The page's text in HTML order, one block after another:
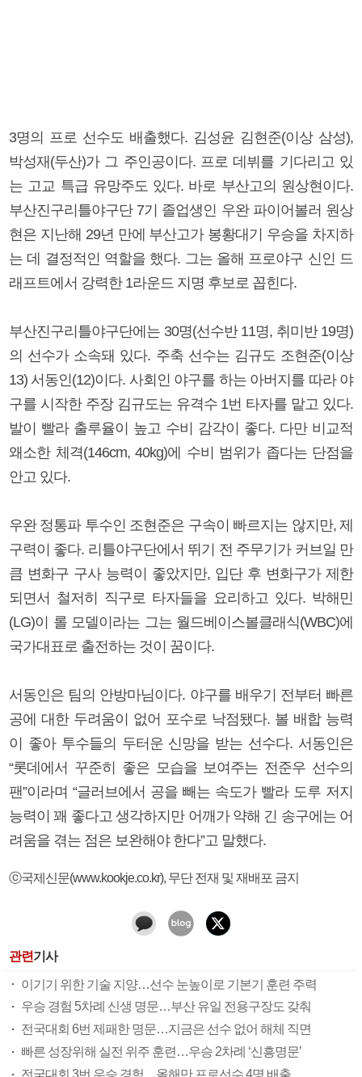
3명의 프로 선수도 배출했다. 김성윤 김현준(이상 삼성),
박성재(두산)가 그 주인공이다. 프로 데뷔를 기다리고 있
는 고교 특급 유망주도 있다. 바로 부산고의 원상현이다.
부산진구리틀야구단 7기 졸업생인 우완 파이어볼러 원상
현은 지난해 29년 만에 부산고가 봉황대기 우승을 차지하
는 데 결정적인 역할을 했다. 그는 올해 프로야구 신인 드
래프트에서 강력한 1라운드 지명 후보로 꼽힌다.
부산진구리틀야구단에는 30명(선수반 11명, 취미반 19명)
의 선수가 소속돼 있다. 주축 선수는 김규도 조현준(이상
13) 서동인(12)이다. 사회인 야구를 하는 아버지를 따라 야
구를 시작한 주장 김규도는 유격수 1번 타자를 맡고 있다.
발이 빨라 출루율이 높고 수비 감각이 좋다. 다만 비교적
왜소한 체격(146cm, 40kg)에 수비 범위가 좁다는 단점을
안고 있다.
우완 정통파 투수인 조현준은 구속이 빠르지는 않지만, 제
구력이 좋다. 리틀야구단에서 뛰기 전 주무기가 커브일 만
큼 변화구 구사 능력이 좋았지만, 입단 후 변화구가 제한
되면서 철저히 직구로 타자들을 요리하고 있다. 박해민
(LG)이 롤 모델이라는 그는 월드베이스볼클래식(WBC)에
국가대표로 출전하는 것이 꿈이다.
서동인은 팀의 안방마님이다. 야구를 배우기 전부터 빠른
공에 대한 두려움이 없어 포수로 낙점됐다. 볼 배합 능력
이 좋아 투수들의 두터운 신망을 받는 선수다. 서동인은
“롯데에서 꾸준히 좋은 모습을 보여주는 전준우 선수의
팬”이라며 “글러브에서 공을 빼는 속도가 빨라 도루 저지
능력이 꽤 좋다고 생각하지만 어깨가 약해 긴 송구에는 어
려움을 겪는 점은 보완해야 한다”고 말했다.
ⓒ국제신문(www.kookje.co.kr), 무단 전재 및 재배포 금지
관련기사
이기기 위한 기술 지양…선수 눈높이로 기본기 훈련 주력
우승 경험 5차례 신생 명문…부산 유일 전용구장도 갖춰
전국대회 6번 제패한 명문…지금은 선수 없어 해체 직면
빠른 성장위해 실전 위주 훈련…우승 2차례 ‘신흥명문’
전국대회 3번 우승 경험…올해만 프로선수 4명 배출